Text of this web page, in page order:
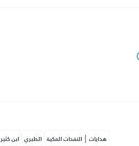
ابن كثير الطبري النفحات المكية | هدايات